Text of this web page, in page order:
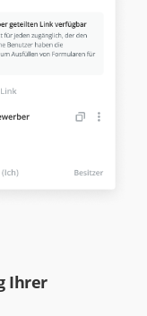
Ihrer